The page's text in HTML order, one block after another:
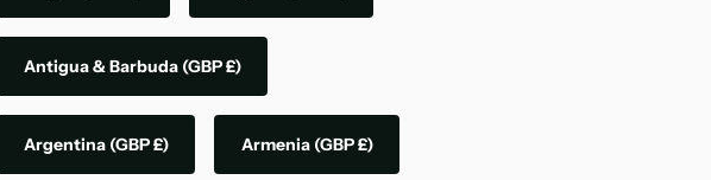
Antigua & Barbuda (GBP £)
Argentina (GBP £) Armenia (GBP £)